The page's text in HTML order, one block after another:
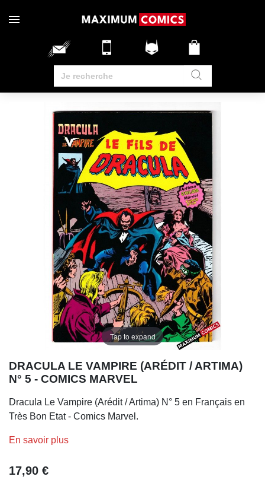
Tap to expand
DRACULA LE VAMPIRE (ARÉDIT / ARTIMA)
N° 5 - COMICS MARVEL
Dracula Le Vampire (Arédit / Artima) N° 5 en Français en
Très Bon Etat - Comics Marvel.
En savoir plus
17,90 €